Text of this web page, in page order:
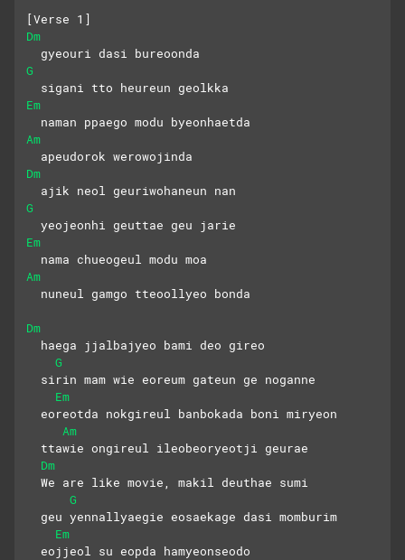
[Verse 1]
Dm
  gyeouri dasi bureoonda
G
  sigani tto heureun geolkka
Em
  naman ppaego modu byeonhaetda
Am
  apeudorok werowojinda
Dm
  ajik neol geuriwohaneun nan
G
  yeojeonhi geuttae geu jarie
Em
  nama chueogeul modu moa
Am
  nuneul gamgo tteoollyeo bonda
Dm
  haega jjalbajyeo bami deo gireo
G
  sirin mam wie eoreum gateun ge noganne
Em
  eoreotda nokgireul banbokada boni miryeon
Am
  ttawie ongireul ileobeoryeotji geurae
Dm
  We are like movie, makil deuthae sumi
G
  geu yennallyaegie eosaekage dasi momburim
Em
  eojjeol su eopda hamyeonseodo